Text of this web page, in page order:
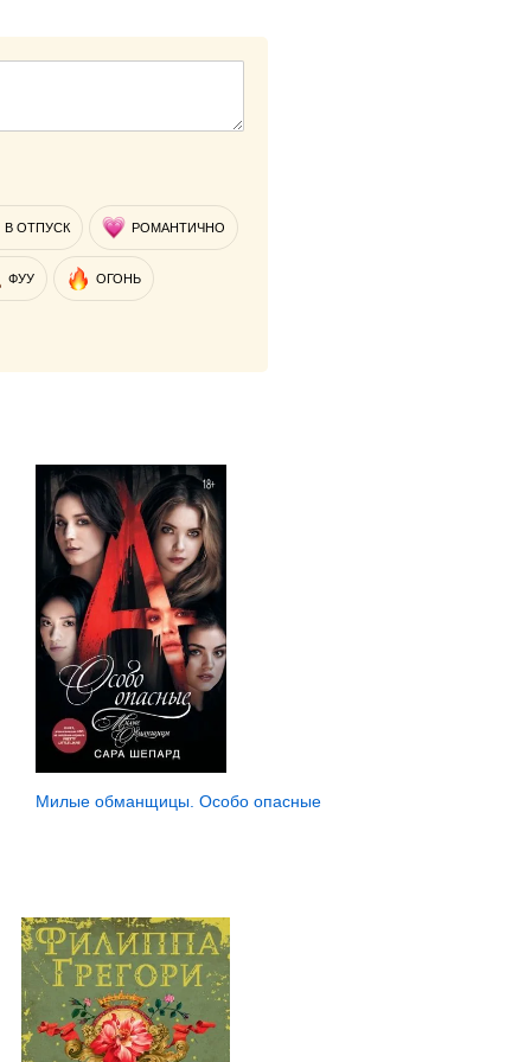
В ОТПУСК РОМАНТИЧНО
ФУУ ОГОНЬ
Милые обманщицы. Особо опасные